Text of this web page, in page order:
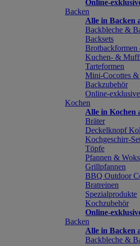
Online-
Backen
Alle in Backen
Backbleche &
Backsets
Brotbackformen
Kuchen- &
Tarteformen
Mini-Cocottes &
Backzubehör
Online-
Kochen
Alle in Kochen
Bräter
Deckelknopf
Kochgeschirr-
Töpfe
Pfannen & Woks
Grillpfannen
BBQ Outdoor
Bratreinen
Spezialprodukte
Kochzubehör
Online-
Backen
Alle in Backen
Backbleche &